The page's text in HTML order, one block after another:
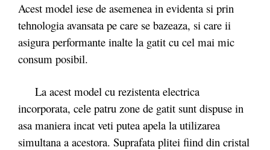
Acest model iese de asemenea in evidenta si prin
tehnologia avansata pe care se bazeaza, si care ii
asigura performante inalte la gatit cu cel mai mic
consum posibil.
La acest model cu rezistenta electrica
incorporata, cele patru zone de gatit sunt dispuse in
asa maniera incat veti putea apela la utilizarea
simultana a acestora. Suprafata plitei fiind din cristal